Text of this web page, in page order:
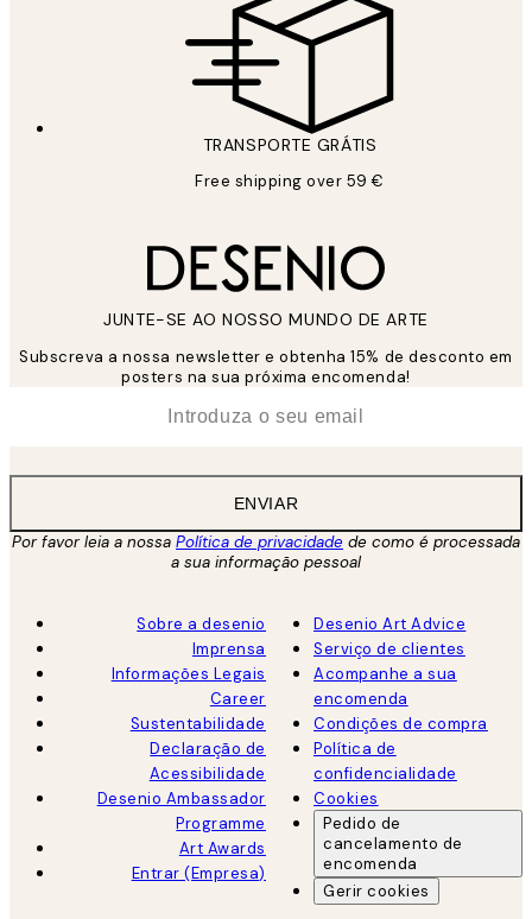
TRANSPORTE GRÁTIS
Free shipping over 59 €
JUNTE-SE AO NOSSO MUNDO DE ARTE
Subscreva a nossa newsletter e obtenha 15% de desconto em
posters na sua próxima encomenda!
ENVIAR
Por favor leia a nossa Política de privacidade de como é processada
a sua informação pessoal
Sobre a desenio
Imprensa
Informações Legais
Career
Sustentabilidade
Declaração de
Acessibilidade
Desenio Ambassador
Programme
Art Awards
Entrar (Empresa)
Desenio Art Advice
Serviço de clientes
Acompanhe a sua
encomenda
Condições de compra
Política de
confidencialidade
Cookies
Pedido de
cancelamento de
encomenda
Gerir cookies